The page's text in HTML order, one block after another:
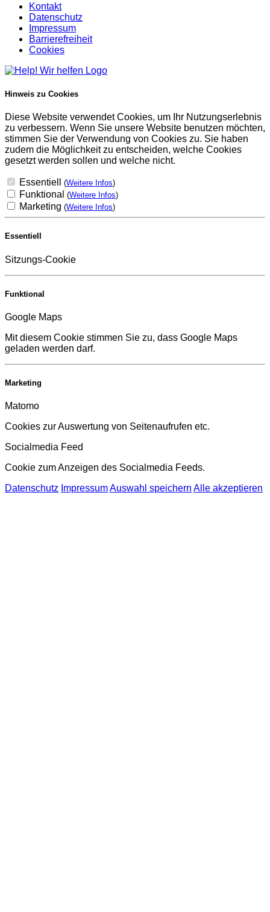
Kontakt
Datenschutz
Impressum
Barrierefreiheit
Cookies
Hinweis zu Cookies
Diese Website verwendet Cookies, um Ihr Nutzungserlebnis
zu verbessern. Wenn Sie unsere Website benutzen möchten,
stimmen Sie der Verwendung von Cookies zu. Sie haben
zudem die Möglichkeit zu entscheiden, welche Cookies
gesetzt werden sollen und welche nicht.
Essentiell (Weitere Infos)
Funktional (Weitere Infos)
Marketing (Weitere Infos)
Essentiell
Sitzungs-Cookie
Funktional
Google Maps
Mit diesem Cookie stimmen Sie zu, dass Google Maps
geladen werden darf.
Marketing
Matomo
Cookies zur Auswertung von Seitenaufrufen etc.
Socialmedia Feed
Cookie zum Anzeigen des Socialmedia Feeds.
Datenschutz ImpressumAuswahl speichern Alle akzeptieren